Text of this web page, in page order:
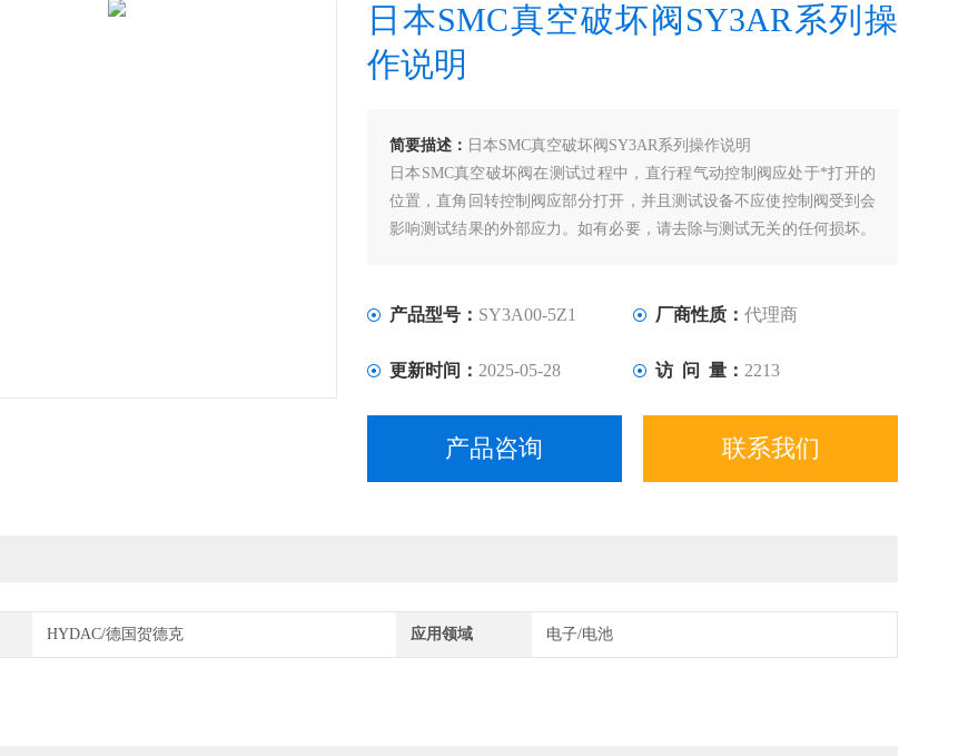
日本SMC真空破坏阀SY3AR系列操
作说明
简要描述： 日本SMC真空破坏阀SY3AR系列操作说明
日本SMC真空破坏阀在测试过程中，直行程气动控制阀应处于*打开的
位置，直角回转控制阀应部分打开，并且测试设备不应使控制阀受到会
影响测试结果的外部应力。如有必要，请去除与测试无关的任何损坏。
产品型号： SY3A00-5Z1 厂商性质： 代理商
更新时间： 2025-05-28 访 问 量： 2213
产品咨询 联系我们
HYDAC/德国贺德克 应用领域 电子/电池